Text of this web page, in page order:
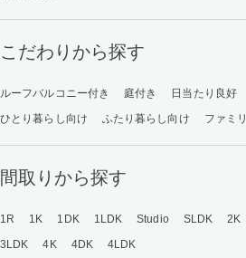
こだわりから探す
ルーフバルコニー付き 庭付き 日当たり良好
ひとり暮らし向け
ふたり暮らし向け ファミ
間取りから探す
1R 1K 1DK 1LDK Studio SLDK 2K
3LDK
4K 4DK 4LDK